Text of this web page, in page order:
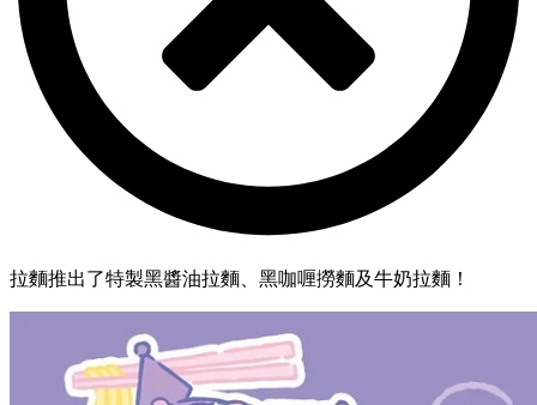
拉麵推出了特製黑醬油拉麵、黑咖喱撈麵及牛奶拉麵！